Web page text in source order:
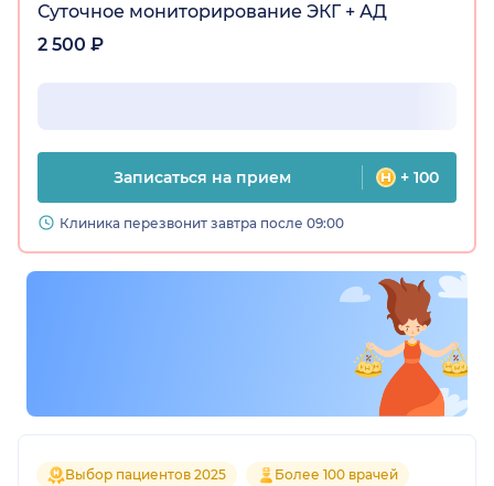
Суточное мониторирование ЭКГ + АД
2 500 ₽
Записаться на прием + 100
Клиника перезвонит завтра после 09:00
Выбор пациентов 2025 Более 100 врачей